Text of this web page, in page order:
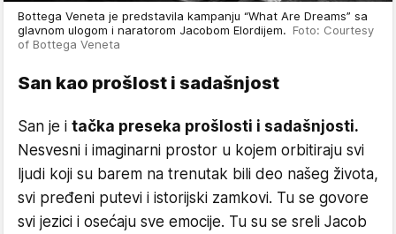
Bottega Veneta je predstavila kampanju “What Are Dreams” sa
glavnom ulogom i naratorom Jacobom Elordijem. Foto: Courtesy
of Bottega Veneta
San kao prošlost i sadašnjost
San je i tačka preseka prošlosti i sadašnjosti.
Nesvesni i imaginarni prostor u kojem orbitiraju svi
ljudi koji su barem na trenutak bili deo našeg života,
svi pređeni putevi i istorijski zamkovi. Tu se govore
svi jezici i osećaju sve emocije. Tu su se sreli Jacob